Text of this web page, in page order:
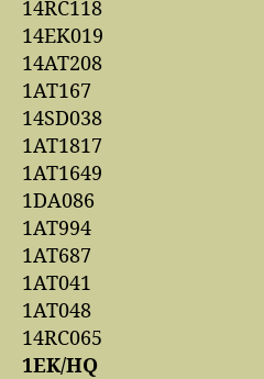
14RC118
14EK019
14AT208
1AT167
14SD038
1AT1817
1AT1649
1DA086
1AT994
1AT687
1AT041
1AT048
14RC065
1EK/HQ